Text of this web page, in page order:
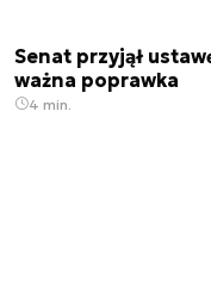
Senat przyjął
ważna poprawka
4 min.